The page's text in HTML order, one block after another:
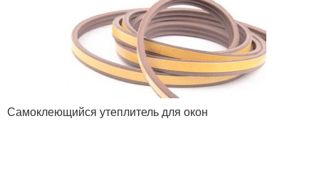
Самоклеющийся утеплитель для окон